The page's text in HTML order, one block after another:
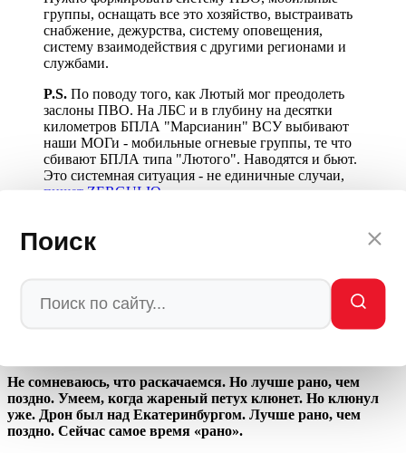
Поиск
группы, оснащать все это хозяйство, выстраивать
снабжение, дежурства, систему оповещения,
систему взаимодействия с другими регионами и
службами.
P.S. По поводу того, как Лютый мог преодолеть
заслоны ПВО. На ЛБС и в глубину на десятки
километров БПЛА "Марсианин" ВСУ выбивают
наши МОГи - мобильные огневые группы, те что
сбивают БПЛА типа "Лютого". Наводятся и бьют.
Это системная ситуация - не единичные случаи,
пишет ZERGULIO
перехвата, ружья, РЭБы, «Ланцеты». Но теперь заводы,
которые их производят, — сами под ударом.
Это так, навскидку. Эффективные новые средства
перехвата у нас есть, надо только масштабировать.
Не сомневаюсь, что раскачаемся. Но лучше рано, чем
поздно. Умеем, когда жареный петух клюнет. Но клюнул
уже. Дрон был над Екатеринбургом. Лучше рано, чем
поздно. Сейчас самое время «рано».